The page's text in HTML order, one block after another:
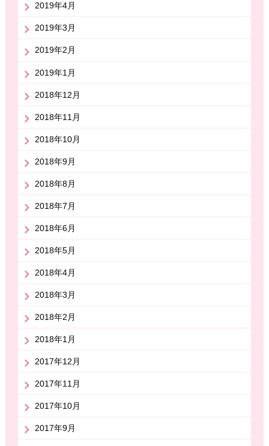
2019年4月
2019年3月
2019年2月
2019年1月
2018年12月
2018年11月
2018年10月
2018年9月
2018年8月
2018年7月
2018年6月
2018年5月
2018年4月
2018年3月
2018年2月
2018年1月
2017年12月
2017年11月
2017年10月
2017年9月